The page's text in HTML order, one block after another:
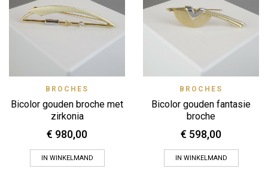
BROCHES
Bicolor gouden broche met
zirkonia
€ 980,00
IN WINKELMAND
BROCHES
Bicolor gouden fantasie
broche
€ 598,00
IN WINKELMAND